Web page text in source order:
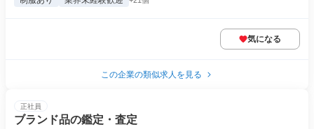
気になる
この企業の類似求人を見る
正社員
ブランド品の鑑定・査定